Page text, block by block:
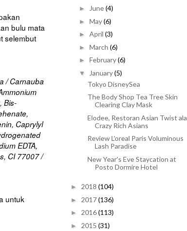
bulu mata
selembut
/ Carnauba
Bis-
Caprylyl
EDTA,
CI 77007 /
untuk
► June(4)
► May(6)
► April (3)
► March (6)
► February(6)
▼ January(5)
Tokyo DisneySea
The Body Shop Tea Tree Skin
Clearing Clay Mask
Elodee, Restoran Asian Twist ala
Crazy Rich Asians
Review L’oreal Paris Voluminous
Lash Paradise
New Year's Eve Staycation at
Posto Dormire Hotel
► 2018 (104)
► 2017(136)
► 2016(113)
► 2015 (31)